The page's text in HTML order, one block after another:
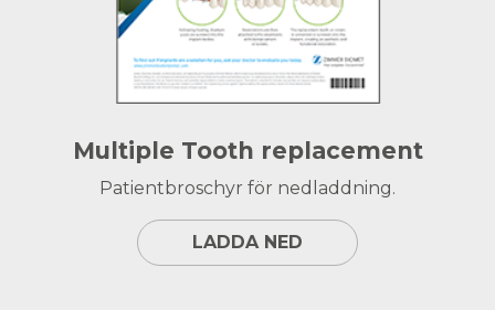
Multiple Tooth replacement
Patientbroschyr för nedladdning.
LADDA NED